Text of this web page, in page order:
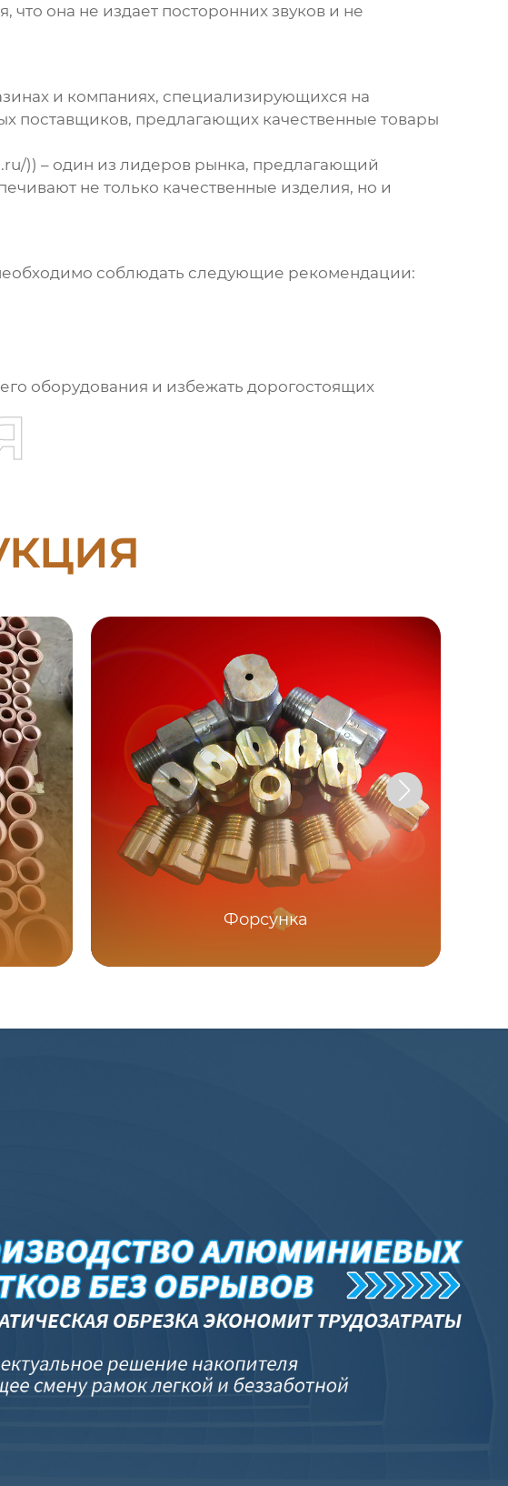
она не издает посторонних звуков и не
и компаниях, специализирующихся на
поставщиков, предлагающих качественные товары
)) – один из лидеров рынка, предлагающий
не только качественные изделия, но и
соблюдать следующие рекомендации:
оборудования и избежать дорогостоящих
Форсунка